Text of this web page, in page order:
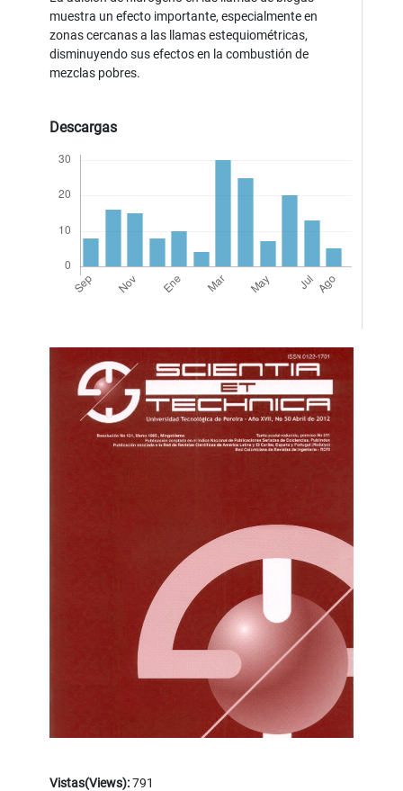
muestra un efecto importante, especialmente en
zonas cercanas a las llamas estequiométricas,
disminuyendo sus efectos en la combustión de
mezclas pobres.
Descargas
Vistas(Views):791